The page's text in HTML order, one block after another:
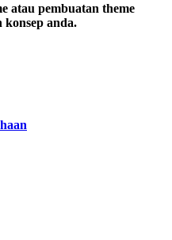
atau pembuatan theme
konsep anda.